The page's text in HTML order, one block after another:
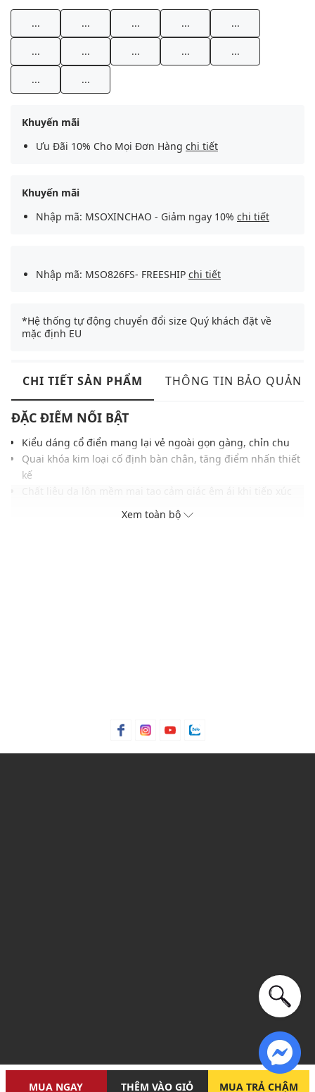
... ... ... ... ...
... ... ... ... ...
... ...
Khuyến mãi
Ưu Đãi 10% Cho Mọi Đơn Hàng chi tiết
Khuyến mãi
Nhập mã: MSOXINCHAO - Giảm ngay 10% chi tiết
Nhập mã: MSO826FS- FREESHIP chi tiết
*Hệ thống tự động chuyển đổi size Quý khách đặt về
mặc định EU
MUA NGAY THÊM VÀO GIỎ MUA TRẢ CHẬM
CHI TIẾT SẢN PHẨM THÔNG TIN BẢO QUẢN
ĐẶC ĐIỂM NỔI BẬT
Kiểu dáng cổ điển mang lại vẻ ngoài gọn gàng, chỉn chu
Quai khóa kim loại cố định bàn chân, tăng điểm nhấn thiết
kế
Đế lót cork đàn hồi, hỗ trợ vòm chân và giảm áp lực khi di
Xu hướng theo mùa: Sử dụng được tất cả các mùa trong
Xem toàn bộ